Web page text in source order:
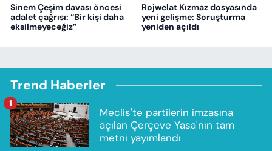
Sinem Çeşim davası öncesi
adalet çağrısı: “Bir kişi daha
eksilmeyeceğiz”
Rojwelat Kızmaz dosyasında
yeni gelişme: Soruşturma
yeniden açıldı
Trend Haberler
Meclis'te partilerin imzasına
açılan Çerçeve Yasa'nın tam
metni yayımlandı
1